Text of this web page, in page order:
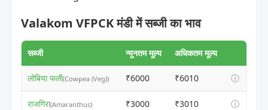
Valakom VFPCK मंडी में सब्जी का भाव
सब्जी न्यूनतम मूल्य अधिकतम मूल्य
लोबिया फली(Cowpea (Veg)) ₹6000 ₹6010 ⓘ
राजगिरा(Amaranthus) ₹3000 ₹3010 ⓘ